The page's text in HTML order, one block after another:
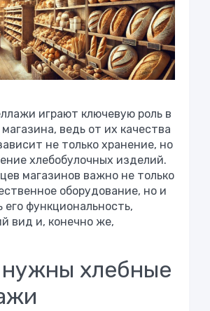
играют ключевую роль в
ведь от их качества
не только хранение, но
хлебобулочных изделий.
магазинов важно не только
оборудование, но и
его функциональность,
вид и, конечно же,
хлебные